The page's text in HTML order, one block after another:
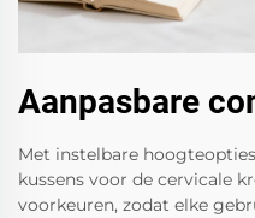
Aanpasbare
Met instelbare
kussens voor de cervicale
voorkeuren, zodat elke